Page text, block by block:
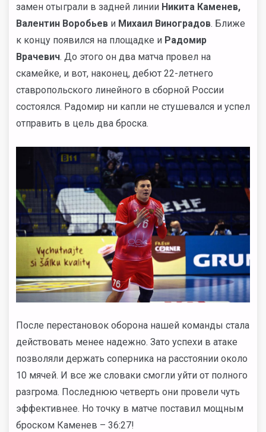
замен отыграли в задней линии Никита Каменев,
Валентин Воробьев и Михаил Виноградов. Ближе
к концу появился на площадке и Радомир
Врачевич. До этого он два матча провел на
скамейке, и вот, наконец, дебют 22-летнего
ставропольского линейного в сборной России
состоялся. Радомир ни капли не стушевался и успел
отправить в цель два броска.
После перестановок оборона нашей команды стала
действовать менее надежно. Зато успехи в атаке
позволяли держать соперника на расстоянии около
10 мячей. И все же словаки смогли уйти от полного
разгрома. Последнюю четверть они провели чуть
эффективнее. Но точку в матче поставил мощным
броском Каменев – 36:27!